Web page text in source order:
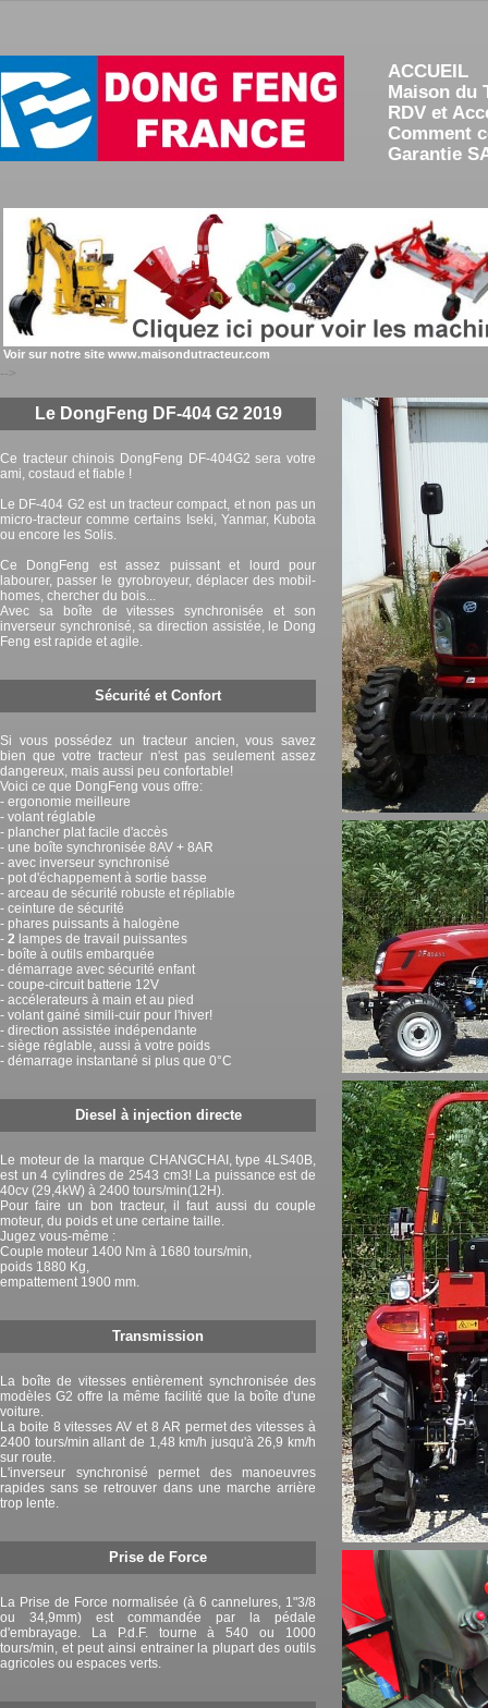
ACCUEIL
Maison du
RDV et
Comment
Garantie
Voir sur notre site www.maisondutracteur.com
-->
Le DongFeng DF-404 G2 2019
Ce tracteur chinois DongFeng DF-404G2 sera votre
ami, costaud et fiable !
Le DF-404 G2 est un tracteur compact, et non pas un
micro-tracteur comme certains Iseki, Yanmar, Kubota
ou encore les Solis.
Ce DongFeng est assez puissant et lourd pour
labourer, passer le gyrobroyeur, déplacer des mobil-
homes, chercher du bois...
Avec sa boîte de vitesses synchronisée et son
inverseur synchronisé, sa direction assistée, le Dong
Feng est rapide et agile.
Sécurité et Confort
Si vous possédez un tracteur ancien, vous savez
bien que votre tracteur n'est pas seulement assez
dangereux, mais aussi peu confortable!
Voici ce que DongFeng vous offre:
- ergonomie meilleure
- volant réglable
- plancher plat facile d'accès
- une boîte synchronisée 8AV + 8AR
- avec inverseur synchronisé
- pot d'échappement à sortie basse
- arceau de sécurité robuste et répliable
- ceinture de sécurité
- phares puissants à halogène
- 2 lampes de travail puissantes
- boîte à outils embarquée
- démarrage avec sécurité enfant
- coupe-circuit batterie 12V
- accélerateurs à main et au pied
- volant gainé simili-cuir pour l'hiver!
- direction assistée indépendante
- siège réglable, aussi à votre poids
- démarrage instantané si plus que 0°C
Diesel à injection directe
Le moteur de la marque CHANGCHAI, type 4LS40B,
est un 4 cylindres de 2543 cm3! La puissance est de
40cv (29,4kW) à 2400 tours/min(12H).
Pour faire un bon tracteur, il faut aussi du couple
moteur, du poids et une certaine taille.
Jugez vous-même :
Couple moteur 1400 Nm à 1680 tours/min,
poids 1880 Kg,
empattement 1900 mm.
Transmission
La boîte de vitesses entièrement synchronisée des
modèles G2 offre la même facilité que la boîte d'une
voiture.
La boite 8 vitesses AV et 8 AR permet des vitesses à
2400 tours/min allant de 1,48 km/h jusqu'à 26,9 km/h
sur route.
L'inverseur synchronisé permet des manoeuvres
rapides sans se retrouver dans une marche arrière
trop lente.
Prise de Force
La Prise de Force normalisée (à 6 cannelures, 1"3/8
ou 34,9mm) est commandée par la pédale
d'embrayage. La P.d.F. tourne à 540 ou 1000
tours/min, et peut ainsi entrainer la plupart des outils
agricoles ou espaces verts.